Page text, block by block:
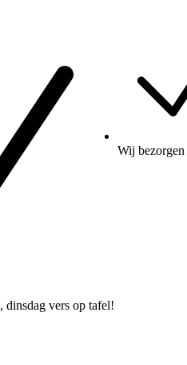
, dinsdag vers op tafel!
Wij bezorgen